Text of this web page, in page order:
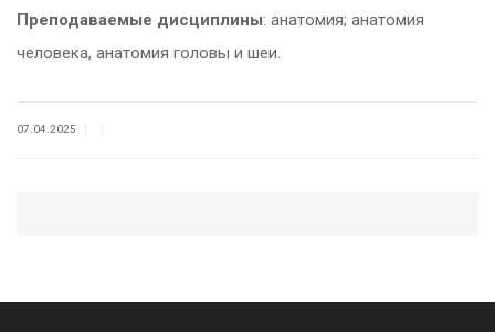
Преподаваемые дисциплины: анатомия; анатомия
человека, анатомия головы и шеи.
07.04.2025